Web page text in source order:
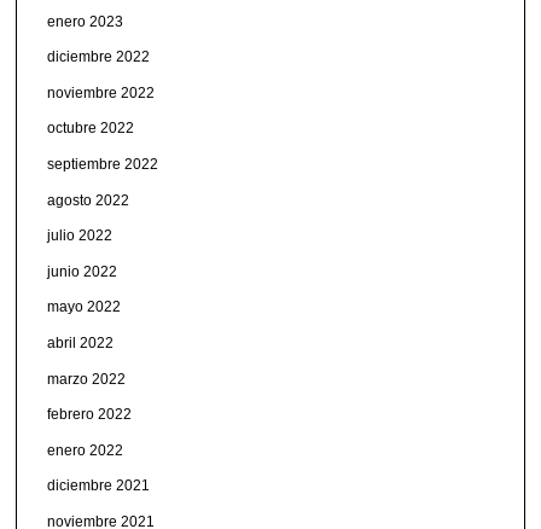
enero 2023
diciembre 2022
noviembre 2022
octubre 2022
septiembre 2022
agosto 2022
julio 2022
junio 2022
mayo 2022
abril 2022
marzo 2022
febrero 2022
enero 2022
diciembre 2021
noviembre 2021